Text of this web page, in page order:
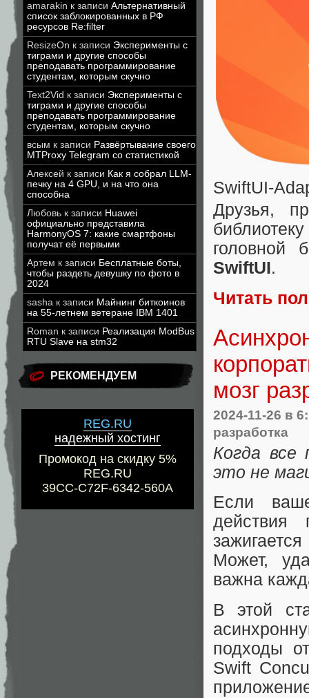
amarakin к записи Альтернативный
список заблокированных в РФ
ресурсов Re:filter
ResizeOn к записи Эксперименты с
тиграми и другие способы
преподавать программирование
студентам, которым скучно
Text2Vid к записи Эксперименты с
тиграми и другие способы
преподавать программирование
студентам, которым скучно
всым к записи Развёртывание своего
MTProxy Telegram со статистикой
Алексей к записи Как я собрал LLM-
печку на 4 GPU, и на что она
способна
Любовь к записи Huawei
официально представила
HarmonyOS 7: какие смартфоны
получат её первыми
Артем к записи Бесплатные боты,
чтобы раздеть девушку по фото в
2024
sasha к записи Майнинг биткоинов
на 55-летнем ветеране IBM 1401
Roman к записи Реализация ModBus
RTU Slave на stm32
РЕКОМЕНДУЕМ
REG.RU
надежный хостинг
Промокод на скидку 5%
REG.RU
39CC-C72F-6342-560A
SwiftUI-
Друзья,
головной
SwiftUI.
Читать
мозг
2024-11-26 в
разработка
Когда все
это не
Если
действия
Может,
важна
В этой
подходы
Swift